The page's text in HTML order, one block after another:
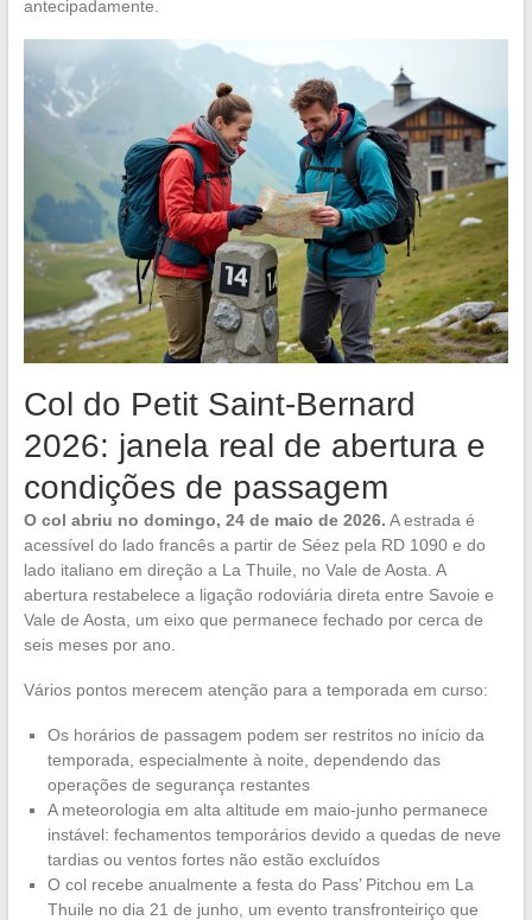
antecipadamente.
Col do Petit Saint-Bernard
2026: janela real de abertura e
condições de passagem
O col abriu no domingo, 24 de maio de 2026. A estrada é
acessível do lado francês a partir de Séez pela RD 1090 e do
lado italiano em direção a La Thuile, no Vale de Aosta. A
abertura restabelece a ligação rodoviária direta entre Savoie e
Vale de Aosta, um eixo que permanece fechado por cerca de
seis meses por ano.
Vários pontos merecem atenção para a temporada em curso:
Os horários de passagem podem ser restritos no início da
temporada, especialmente à noite, dependendo das
operações de segurança restantes
A meteorologia em alta altitude em maio-junho permanece
instável: fechamentos temporários devido a quedas de neve
tardias ou ventos fortes não estão excluídos
O col recebe anualmente a festa do Pass’ Pitchou em La
Thuile no dia 21 de junho, um evento transfronteiriço que